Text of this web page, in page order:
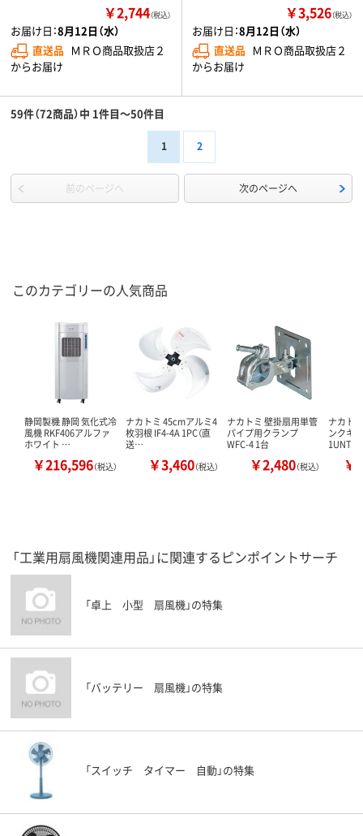
￥2,744（税込）
お届け日：8月12日（水）
直送品 ＭＲＯ商品取扱店２
からお届け
￥3,526（税込）
お届け日：8月12日（水）
直送品 ＭＲＯ商品取扱店２
からお届け
59件（72商品）中 1件目～50件目
1 2
前のページへ 次のページへ
このカテゴリーの人気商品
静岡製機 静岡 気化式冷
風機 RKF406アルファ
ホワイト …
￥216,596（税込）
ナカトミ 45cmアルミ4
枚羽根 IF4-4A 1PC（直
送…
￥3,460（税込）
ナカトミ 壁掛扇用単管
パイプ用クランプ
WFC-4 1台
￥2,480（税込）
ナカト
ンクキ
1UNT（
￥
「工業用扇風機関連用品」に関連するピンポイントサーチ
「卓上 小型 扇風機」の特集
「バッテリー 扇風機」の特集
「スイッチ タイマー 自動」の特集